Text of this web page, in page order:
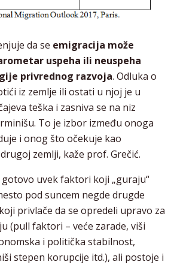
da se emigracija može
uspeha ili neuspeha
privrednog razvoja. Odluka o
iz zemlje ili ostati u njoj je u
teška i zasniva se na niz
To je izbor između onoga
i onog što očekuje kao
zemlji, kaže prof. Grečić.
uvek faktori koji „guraju“
pod suncem negde drugde
privlače da se opredeli upravo za
(pull faktori – veće zarade, viši
i politička stabilnost,
stepen korupcije itd.), ali postoje i